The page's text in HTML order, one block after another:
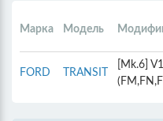
Марка Модель
FORD TRANSIT
[Mk.6]